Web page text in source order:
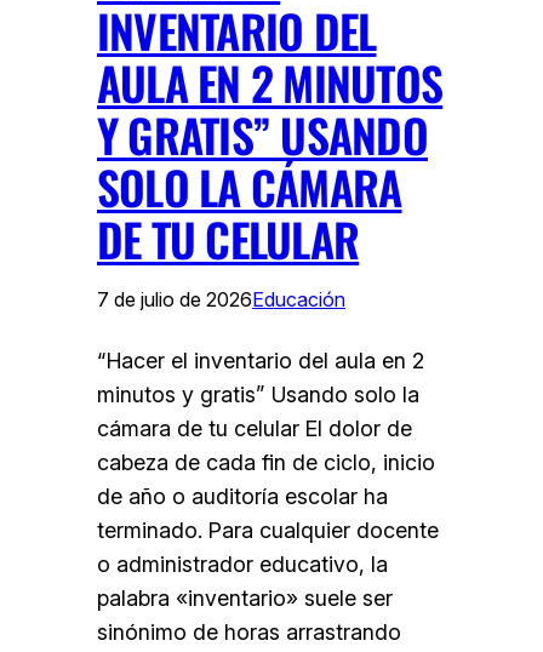
INVENTARIO DEL
AULA EN 2 MINUTOS
Y GRATIS” USANDO
SOLO LA CÁMARA
DE TU CELULAR
7 de julio de 2026Educación
“Hacer el inventario del aula en 2
minutos y gratis” Usando solo la
cámara de tu celular El dolor de
cabeza de cada fin de ciclo, inicio
de año o auditoría escolar ha
terminado. Para cualquier docente
o administrador educativo, la
palabra «inventario» suele ser
sinónimo de horas arrastrando